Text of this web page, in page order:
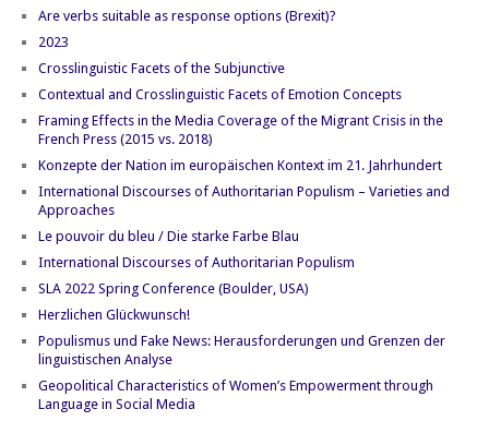
Are verbs suitable as response options (Brexit)?
2023
Crosslinguistic Facets of the Subjunctive
Contextual and Crosslinguistic Facets of Emotion Concepts
Framing Effects in the Media Coverage of the Migrant Crisis in the
French Press (2015 vs. 2018)
Konzepte der Nation im europäischen Kontext im 21. Jahrhundert
International Discourses of Authoritarian Populism – Varieties and
Approaches
Le pouvoir du bleu / Die starke Farbe Blau
International Discourses of Authoritarian Populism
SLA 2022 Spring Conference (Boulder, USA)
Herzlichen Glückwunsch!
Populismus und Fake News: Herausforderungen und Grenzen der
linguistischen Analyse
Geopolitical Characteristics of Women’s Empowerment through
Language in Social Media